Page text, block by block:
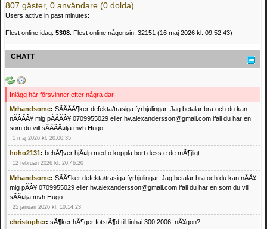
807 gäster, 0 användare (0 dolda)
Users active in past minutes:
Flest online idag: 5308 . Flest online någonsin: 32151 (16 maj 2026 kl. 09:52:43)
CHATT
Inlägg här försvinner efter några dar.
Mrhandsome: SÃÂÃÂ¶ker defekta/trasiga fyrhjulingar. Jag betalar bra och du kan
nÃÂÃÂ¥ mig pÃÂÃÂ¥ 0709955029 eller hv.alexandersson@gmail.com ifall du har en
som du vill sÃÂÃÂ¤lja mvh Hugo
1 maj 2026 kl. 20:00:35
hoho2131: behÃ¶ver hjÃ¤lp med o koppla bort dess e de mÃ¶jligt
12 februari 2026 kl. 20:46:20
Mrhandsome: SÃÂ¶ker defekta/trasiga fyrhjulingar. Jag betalar bra och du kan nÃÂ¥
mig pÃÂ¥ 0709955029 eller hv.alexandersson@gmail.com ifall du har en som du vill
sÃÂ¤lja mvh Hugo
25 januari 2026 kl. 10:14:23
christopher: sÃ¶ker hÃ¶ger fotstÃ¶d till linhai 300 2006, nÃ¥gon?